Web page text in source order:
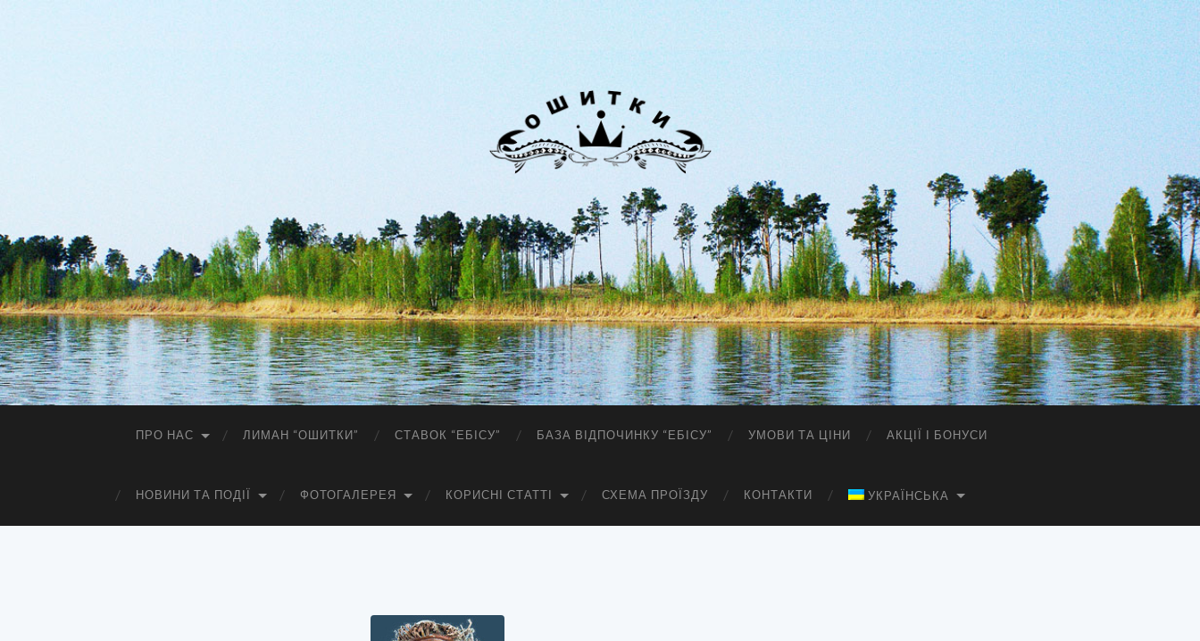
Лиман
Ошитки
ПРО НАС ЛИМАН “ОШИТКИ” СТАВОК “ЕБІСУ” БАЗА ВІДПОЧИНКУ “ЕБІСУ” УМОВИ ТА ЦІНИ АКЦІЇ І БОНУСИ
НОВИНИ ТА ПОДІЇ ФОТОГАЛЕРЕЯ КОРИСНІ СТАТТІ СХЕМА ПРОЇЗДУ КОНТАКТИ УКРАЇНСЬКА